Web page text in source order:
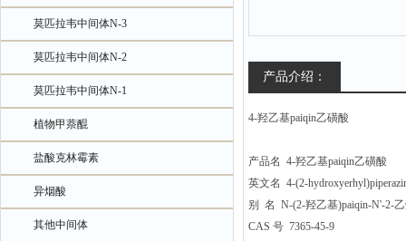
莫匹拉韦中间体N-3
莫匹拉韦中间体N-2
莫匹拉韦中间体N-1
植物甲萘醌
盐酸克林霉素
异烟酸
其他中间体
产品介绍：
4-羟乙基paiqin乙磺酸
产品名 4-羟乙基paiqin乙磺酸
英文名 4-(2-
别 名 N-(2-羟乙基)paiqin-N'-2-
CAS 号 7365-45-9